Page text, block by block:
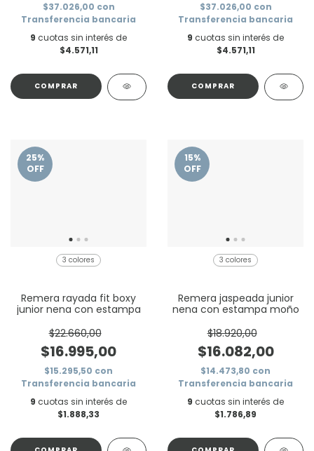
$37.026,00 con
Transferencia bancaria
9 cuotas sin interés de
$4.571,11
COMPRAR
$37.026,00 con
Transferencia bancaria
9 cuotas sin interés de
$4.571,11
COMPRAR
25%
OFF
3 colores
Remera rayada fit boxy
junior nena con estampa
$22.660,00
$16.995,00
$15.295,50 con
Transferencia bancaria
9 cuotas sin interés de
$1.888,33
15%
OFF
3 colores
Remera jaspeada junior
nena con estampa moño
$18.920,00
$16.082,00
$14.473,80 con
Transferencia bancaria
9 cuotas sin interés de
$1.786,89